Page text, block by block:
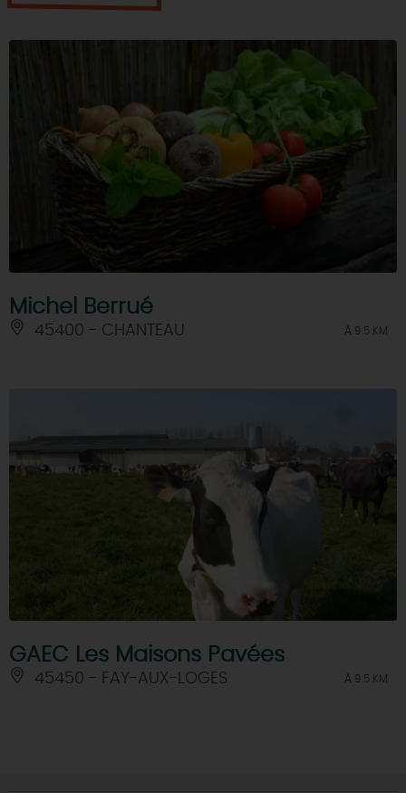
Michel Berrué
45400 - CHANTEAU À 9.5 KM
GAEC Les Maisons Pavées
45450 - FAY-AUX-LOGES À 9.5 KM